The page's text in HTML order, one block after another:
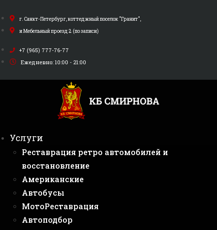
к
содержимому
г. Санкт-Петербург, коттеджный поселок "Гранит",
и Мебельный проезд 2 (по записи)
+7 (965) 777-76-77
Ежедневно: 10:00 - 21:00
Услуги
Реставрация ретро автомобилей и
восстановление
Американские
Автобусы
МотоРеставрация
Автоподбор